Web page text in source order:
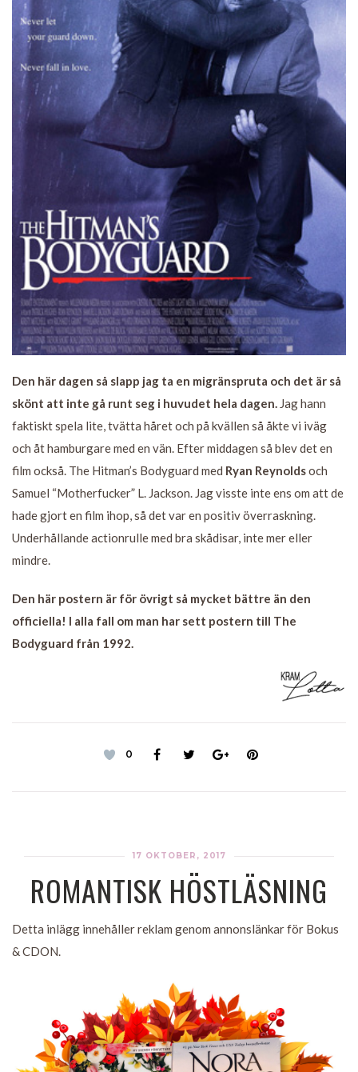
Den här dagen så slapp jag ta en migränspruta och det är så
skönt att inte gå runt seg i huvudet hela dagen. Jag hann
faktiskt spela lite, tvätta håret och på kvällen så åkte vi iväg
och åt hamburgare med en vän. Efter middagen så blev det en
film också. The Hitman’s Bodyguard med Ryan Reynoldsoch
Samuel “Motherfucker” L. Jackson. Jag visste inte ens om att de
hade gjort en film ihop, så det var en positiv överraskning.
Underhållande actionrulle med bra skådisar, inte mer eller
mindre.
Den här postern är för övrigt så mycket bättre än den
officiella! I alla fall om man har sett postern till The
Bodyguard från 1992.
0
17 OKTOBER, 2017
ROMANTISK HÖSTLÄSNING
Detta inlägg innehåller reklam genom annonslänkar för Bokus
& CDON.